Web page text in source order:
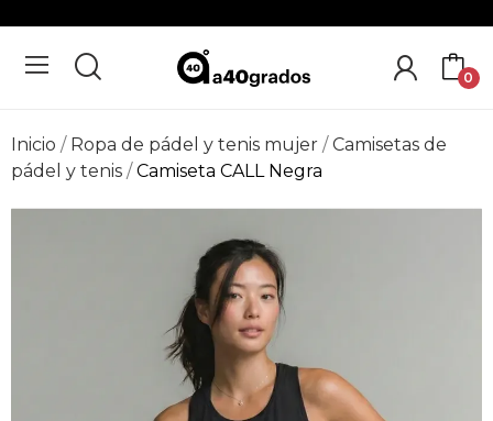
0
Inicio Ropa de pádel y tenis mujer
Camisetas de
pádel y tenis
Camiseta CALL Negra